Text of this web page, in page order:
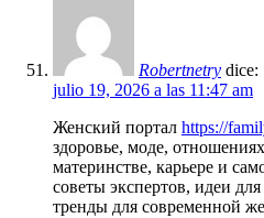
Robertnetry dice:
julio 19, 2026 a las 11:47 am
Женский портал https://
здоровье, моде,
материнстве, карьере и
советы экспертов, идеи
тренды для современной